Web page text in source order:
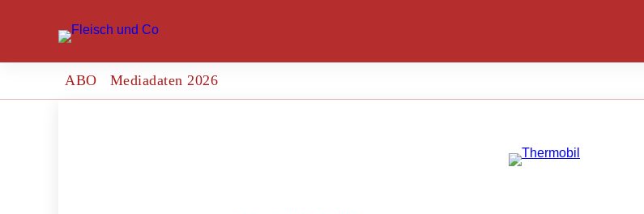
ABO Mediadaten 2026